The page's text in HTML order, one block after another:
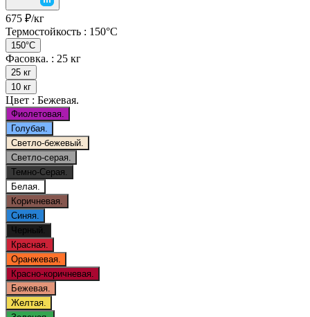
675 ₽/кг
Термостойкость : 150°C
150°C
Фасовка. : 25 кг
25 кг
10 кг
Цвет : Бежевая.
Фиолетовая.
Голубая.
Светло-бежевый.
Светло-серая.
Темно-Серая.
Белая.
Коричневая.
Синяя.
Черный.
Красная.
Оранжевая.
Красно-коричневая.
Бежевая.
Желтая.